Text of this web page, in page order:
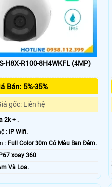
H8X-R100-8H4WKFL (4MP)
Bán: 5%-35%
gốc: Liên hệ
2k + .
⚒ Trang Bị Công Nghệ :
IP Wifi.
✪ Xem Được Ban Đêm : Full Color 30m Có Màu Ban Ðêm.
IP67 xoay 360.
Và Loa.